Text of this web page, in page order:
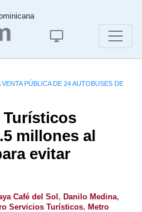
PÚBLICA DE 24 AUTOBUSES DE
Turísticos
millones al
evitar
Café del Sol , Danilo Medina,
Servicios Turísticos, Metro